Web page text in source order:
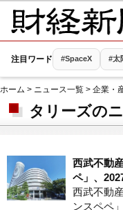
注目ワード #SpaceX #太
ホーム > ニュース一覧 > 企業・
タリーズの
西武不動
ペ」、
西武不動
ンスペペ